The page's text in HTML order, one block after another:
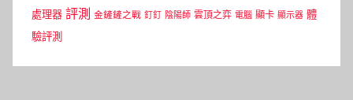
處理器 評測 金鏟鏟之戰 釘釘 陰陽師 雲頂之弈 電腦 顯卡 顯示器 體
驗評測